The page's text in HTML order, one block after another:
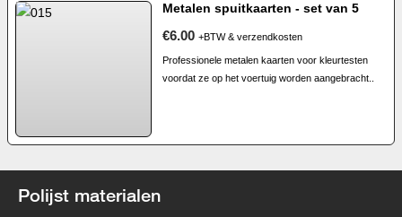
Metalen spuitkaarten - set van 5
€6.00 +BTW & verzendkosten
Professionele metalen kaarten voor kleurtesten
voordat ze op het voertuig worden aangebracht..
Polijst materialen